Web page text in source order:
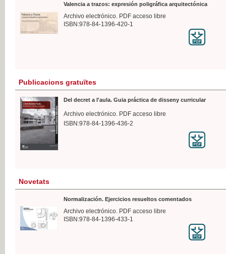
Valencia a trazos: expresión poligráfica arquitectónica
Archivo electrónico. PDF acceso libre
ISBN:978-84-1396-420-1
Publicacions gratuïtes
Del decret a l'aula. Guia práctica de disseny curricular
Archivo electrónico. PDF acceso libre
ISBN:978-84-1396-436-2
Novetats
Normalización. Ejercicios resueltos comentados
Archivo electrónico. PDF acceso libre
ISBN:978-84-1396-433-1